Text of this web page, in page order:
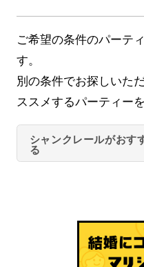
ご希望の条件のパーテ
す。
別の条件でお探しいた
ススメするパーティー
シャンクレールがおす
る